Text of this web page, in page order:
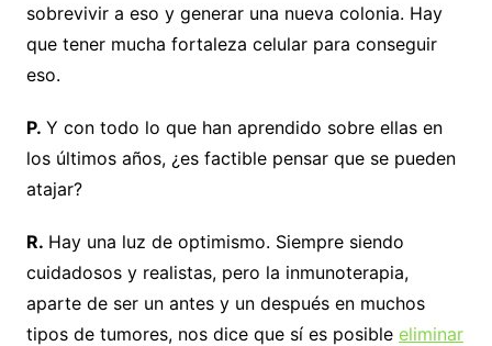
sobrevivir a eso y generar una nueva colonia. Hay
que tener mucha fortaleza celular para conseguir
eso.
P. Y con todo lo que han aprendido sobre ellas en
los últimos años, ¿es factible pensar que se pueden
atajar?
R. Hay una luz de optimismo. Siempre siendo
cuidadosos y realistas, pero la inmunoterapia,
aparte de ser un antes y un después en muchos
tipos de tumores, nos dice que sí es posible eliminar